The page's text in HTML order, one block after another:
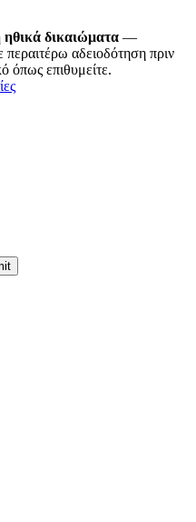
ηθικά δικαιώματα —
περαιτέρω αδειοδότηση πριν
όπως επιθυμείτε.